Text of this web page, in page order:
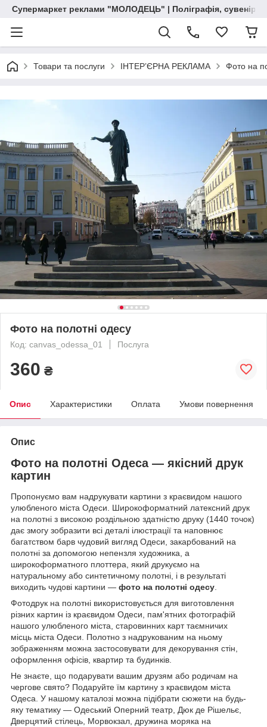
Супермаркет реклами "МОЛОДЕЦЬ" | Поліграфія, сувенірна
Товари та послуги ІНТЕР’ЄРНА РЕКЛАМА Фото на
Фото на полотні одесу
Код: canvas_odessa_01 Послуга
360 ₴
Опис Характеристики Оплата Умови повернення
Опис
Фото на полотні Одеса — якісний друк
картин
Пропонуємо вам надрукувати картини з краєвидом нашого
улюбленого міста Одеси. Широкоформатний латексний друк
на полотні з високою роздільною здатністю друку (1440 точок)
дає змогу зобразити всі деталі ілюстрації та наповнює
багатством барв чудовий вигляд Одеси, закарбований на
полотні за допомогою непензля художника, а
широкоформатного плоттера, який друкуємо на
натуральному або синтетичному полотні, і в результаті
виходить чудові картини — фото на полотні одесу.
Фотодрук на полотні використовується для виготовлення
різних картин із краєвидом Одеси, пам'ятних фотографій
нашого улюбленого міста, старовинних карт таємничих
місць міста Одеси. Полотно з надрукованим на ньому
зображенням можна застосовувати для декорування стін,
оформлення офісів, квартир та будинків.
Не знаєте, що подарувати вашим друзям або родичам на
чергове свято? Подаруйте їм картину з краєвидом міста
Одеса. У нашому каталозі можна підібрати сюжети на будь-
яку тематику — Одеський Оперний театр, Дюк де Рішельє,
Дверцятий стілець, Морвокзал, дружина моряка на